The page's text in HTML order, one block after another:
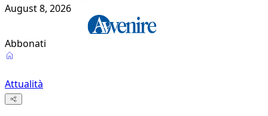
August 8, 2026
Abbonati
Attualità